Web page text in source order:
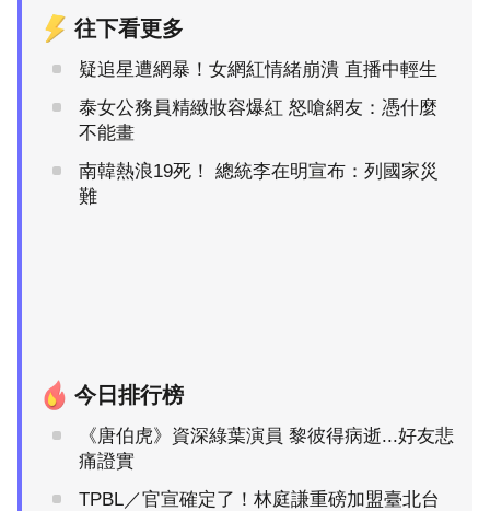
往下看更多
疑追星遭網暴！女網紅情緒崩潰 直播中輕生
泰女公務員精緻妝容爆紅 怒嗆網友：憑什麼
不能畫
南韓熱浪19死！ 總統李在明宣布：列國家災
難
今日排行榜
《唐伯虎》資深綠葉演員 黎彼得病逝...好友悲
痛證實
TPBL／官宣確定了！林庭謙重磅加盟臺北台